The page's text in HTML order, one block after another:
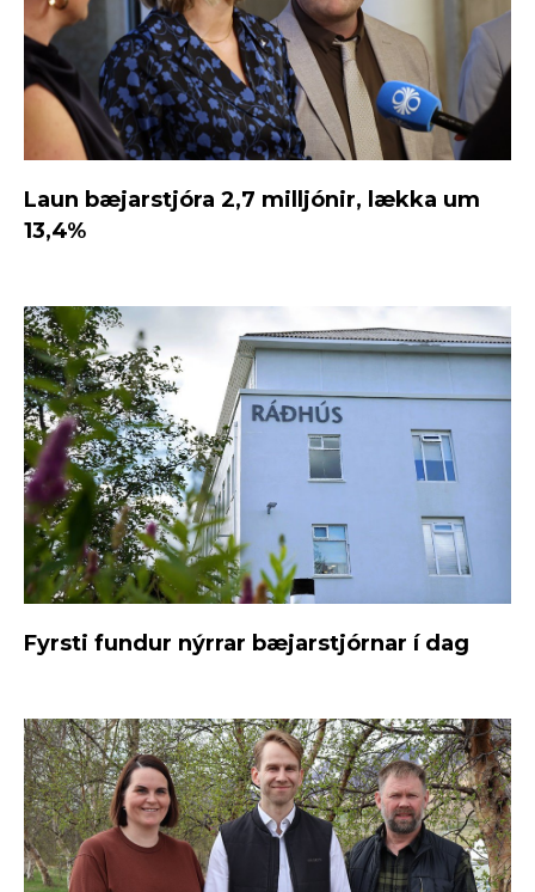
Laun bæjarstjóra 2,7 milljónir, lækka um
13,4%
Fyrsti fundur nýrrar bæjarstjórnar í dag